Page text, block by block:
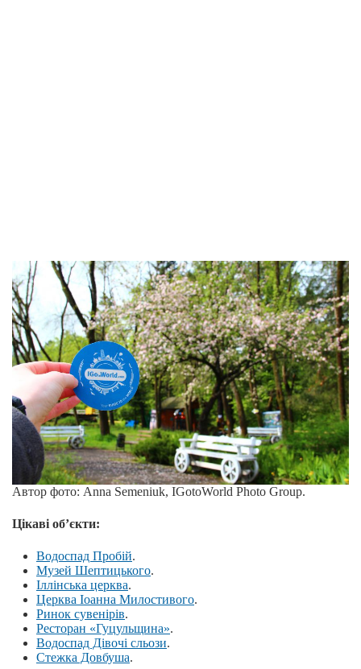
Автор фото: Anna Semeniuk, IGotoWorld Photo Group.
Цікаві об’єкти:
Водоспад Пробій.
Музей Шептицького.
Іллінська церква.
Церква Іоанна Милостивого.
Ринок сувенірів.
Ресторан «Гуцульщина».
Водоспад Дівочі сльози.
Стежка Довбуша.